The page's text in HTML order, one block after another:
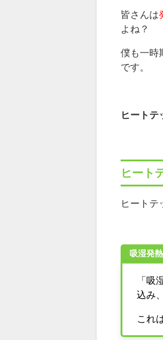
皆さんは
よね？
僕も一時
です。
ヒートテ
ヒート
ヒートテ
吸湿発熱
「吸
込み
これ